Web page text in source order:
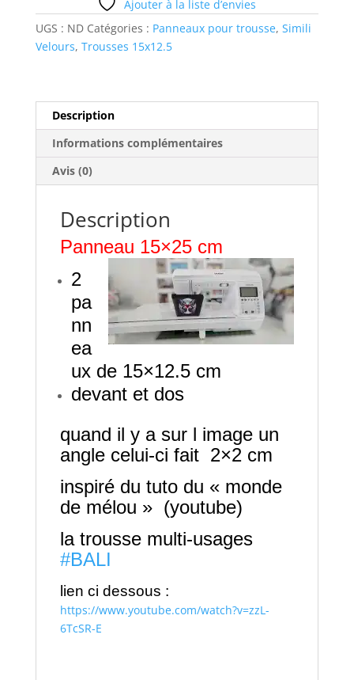
Ajouter à la liste d’envies
UGS : ND Catégories : Panneaux pour trousse, Simili
Velours, Trousses 15x12.5
Description
Informations complémentaires
Avis (0)
Description
Panneau 15×25 cm
2
pa
nn
ea
ux de 15×12.5 cm
devant et dos
quand il y a sur l image un
angle celui-ci fait 2×2 cm
inspiré du tuto du « monde
de mélou » (youtube)
la trousse multi-usages
#BALI
lien ci dessous :
https://www.youtube.com/watch?v=zzL-
6TcSR-E